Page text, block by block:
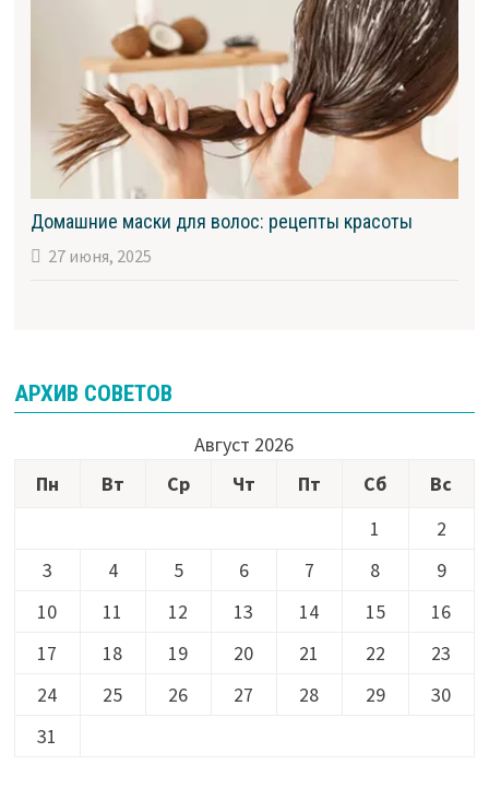
Домашние маски для волос: рецепты красоты
27 июня, 2025
АРХИВ СОВЕТОВ
Август 2026
Пн
Вт Ср Чт Пт Сб
Вс
1
2
3
4 5 6 7 8
9
10
11 12 13 14 15
16
17
18 19 20 21 22
23
24
25 26 27 28 29
30
31